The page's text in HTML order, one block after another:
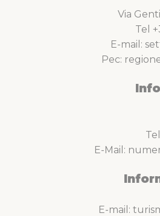
Via
Tel
E-mail:
Pec:
E-Mail:
E-mail: